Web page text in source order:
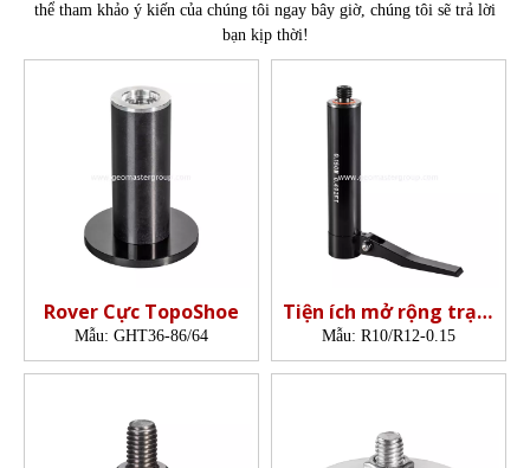
thể tham khảo ý kiến ​​của chúng tôi ngay bây giờ, chúng tôi sẽ trả lời
bạn kịp thời!
Rover Cực TopoShoe
Mẫu: GHT36-86/64
Tiện ích mở rộng trạm
gốc R10 (150mm)
Mẫu: R10/R12-0.15